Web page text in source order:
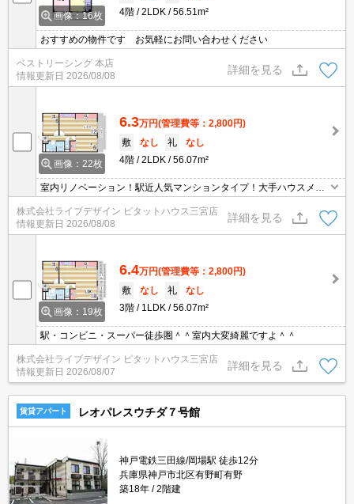
画像：16枚
4階
2LDK 56.51m²
おすすめの物件です お気軽にお問い合わせください
ベストリーシング 本店
情報更新日 2026/08/08
詳細を見る
画像：22枚
6.3万円(管理費等：2,800円)
敷
なし 礼
なし
4階
2LDK 56.07m²
室内リノベーション！駅近人気マンションタイプ！大手ハウスメー
カー施工で安心！案内
株式会社ライブデザイン ピタットハウス三宮店
情報更新日 2026/08/08
詳細を見る
画像：19枚
6.4万円(管理費等：2,800円)
敷
なし 礼
なし
3階
1LDK 56.07m²
駅・コンビニ・スーパー徒歩圏＾＾室内大変綺麗ですよ＾＾
株式会社ライブデザイン ピタットハウス三宮店
情報更新日 2026/08/07
詳細を見る
賃貸アパート レオパレスウチダ７号館
神戸電鉄三田線/岡場駅 徒歩12分
兵庫県神戸市北区有野町有野
築18年
2階建